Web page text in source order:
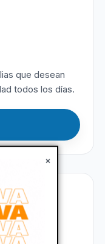
×
que desean
todos los días.